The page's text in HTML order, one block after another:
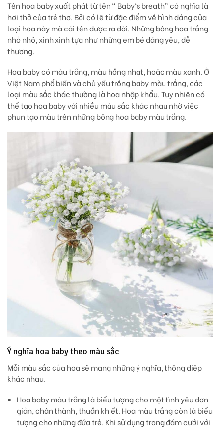
Tên hoa baby xuất phát từ tên “ Baby‘s breath” có nghĩa là
hơi thở của trẻ thơ. Bởi có lẽ từ đặc điểm về hình dáng của
loại hoa này mà cái tên được ra đời. Những bông hoa trắng
nhỏ nhỏ, xinh xinh tựa như những em bé đáng yêu, dễ
thương.
Hoa baby có màu trắng, màu hồng nhạt, hoặc màu xanh. Ở
Việt Nam phổ biến và chủ yếu trồng baby màu trắng, các
loại màu sắc khác thường là hoa nhập khẩu. Tuy nhiên có
thể tạo hoa baby với nhiều màu sắc khác nhau nhờ việc
phun tạo màu trên những bông hoa baby màu trắng.
Ý nghĩa hoa baby theo màu sắc
Mỗi màu sắc của hoa sẽ mang những ý nghĩa, thông điệp
khác nhau.
Hoa baby màu trắnglà biểu tượng cho một tình yêu đơn
giản, chân thành, thuần khiết. Hoa màu trắng còn là biểu
tượng cho những đứa trẻ. Khi sử dụng trong đám cưới với